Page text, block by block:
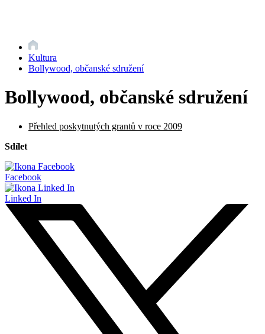
Kultura
Bollywood, občanské sdružení
Bollywood, občanské sdružení
Přehled poskytnutých grantů v roce 2009
Sdílet
Facebook
Linked In